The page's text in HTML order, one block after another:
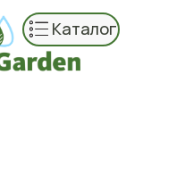
Каталог